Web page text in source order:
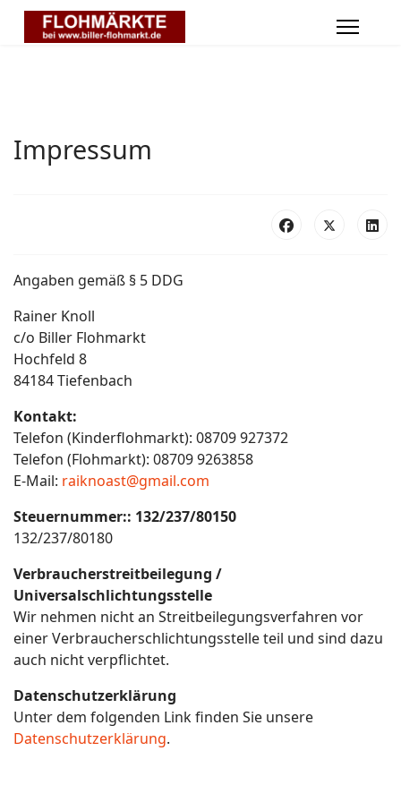
Impressum
Angaben gemäß § 5 DDG
Rainer Knoll
c/o Biller Flohmarkt
Hochfeld 8
84184 Tiefenbach
Kontakt:
Telefon (Kinderflohmarkt): 08709 927372
Telefon (Flohmarkt): 08709 9263858
E-Mail: raiknoast@gmail.com
Steuernummer:: 132/237/80150
132/237/80180
Verbraucherstreitbeilegung /
Universalschlichtungsstelle
Wir nehmen nicht an Streitbeilegungsverfahren vor
einer Verbraucherschlichtungsstelle teil und sind dazu
auch nicht verpflichtet.
Datenschutzerklärung
Unter dem folgenden Link finden Sie unsere
Datenschutzerklärung.